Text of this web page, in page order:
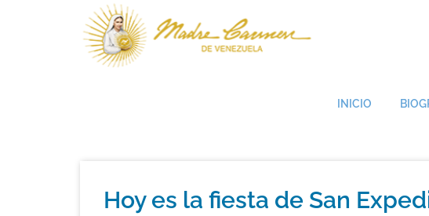
INICIO
Hoy es la fiesta de San